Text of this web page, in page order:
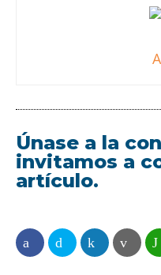
Únase a la
invitamos a
artículo.